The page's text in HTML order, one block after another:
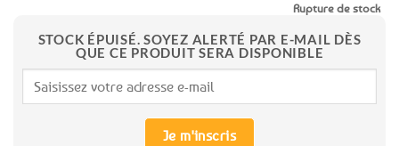
Rupture de stock
STOCK ÉPUISÉ. SOYEZ ALERTÉ PAR E-MAIL DÈS
QUE CE PRODUIT SERA DISPONIBLE
Je m'inscris